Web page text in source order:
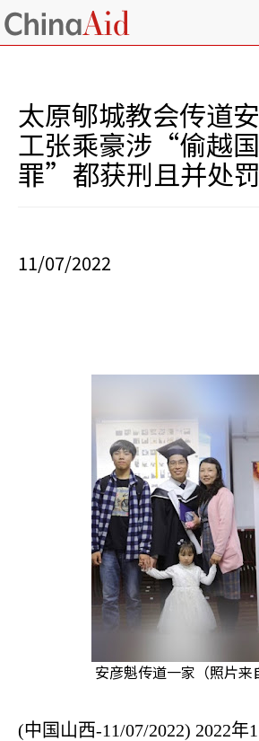
太原郇城教会传道
工张乘豪涉“偷越
罪”都获刑且并处
11/07/2022
安彦魁传道一家（照片来
(中国山西-11/07/2022) 2022年